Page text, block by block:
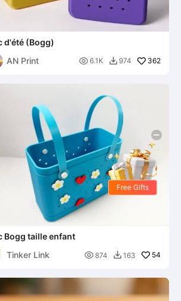
d'été (Bogg)
AN Print
 6.1K  974 362
Bogg taille enfant
Tinker Link
 874  163 54
Free Gifts